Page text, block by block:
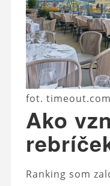
fot. timeout.com
Ako
Ranking som